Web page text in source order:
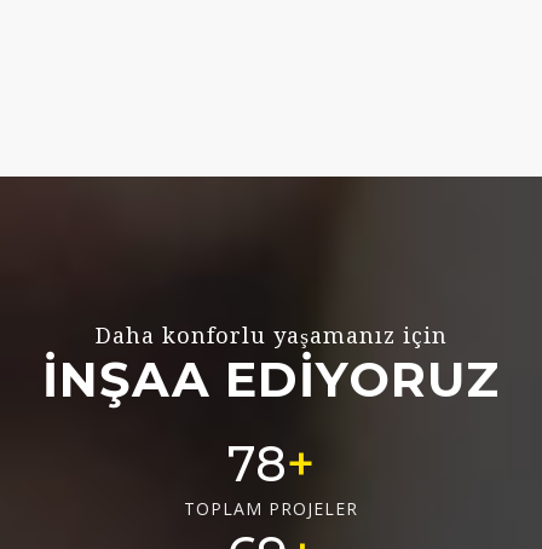
Daha konforlu yaşamanız için
İNŞAA EDİYORUZ
78
TOPLAM PROJELER